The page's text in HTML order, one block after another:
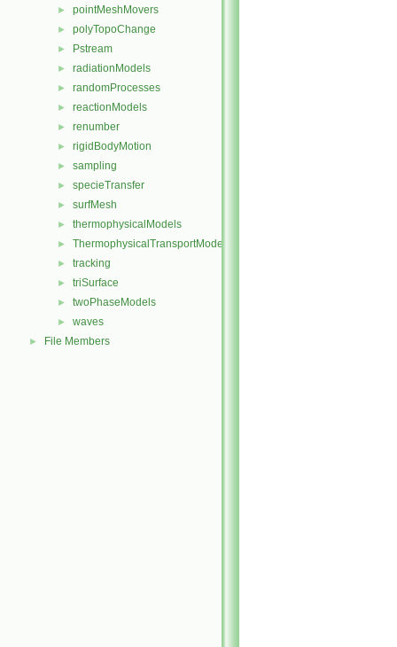
► pointMeshMovers
► polyTopoChange
► Pstream
► radiationModels
► randomProcesses
► reactionModels
► renumber
► rigidBodyMotion
► sampling
► specieTransfer
► surfMesh
► thermophysicalModels
► ThermophysicalTransportModels
► tracking
► triSurface
► twoPhaseModels
► waves
► File Members